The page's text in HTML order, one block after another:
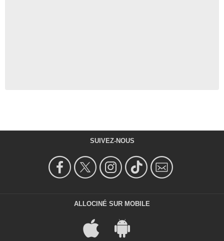
SUIVEZ-NOUS
ALLOCINÉ SUR MOBILE